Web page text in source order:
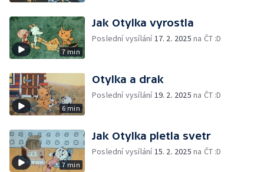
7 min
Jak Otylka vyrostla
Poslední vysílání17. 2. 2025 na ČT :D
6 min
Otylka a drak
Poslední vysílání19. 2. 2025 na ČT :D
7 min
Jak Otylka pletla svetr
Poslední vysílání15. 2. 2025 na ČT :D